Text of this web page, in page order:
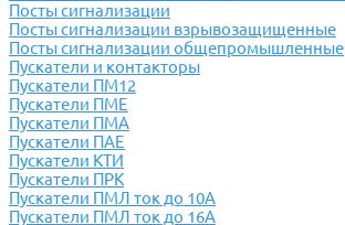
Посты сигнализации
Посты сигнализации взрывозащищенные
Посты сигнализации общепромышленные
Пускатели и контакторы
Пускатели ПМ12
Пускатели ПМЕ
Пускатели ПМА
Пускатели ПАЕ
Пускатели КТИ
Пускатели ПРК
Пускатели ПМЛ ток до 10А
Пускатели ПМЛ ток до 16А